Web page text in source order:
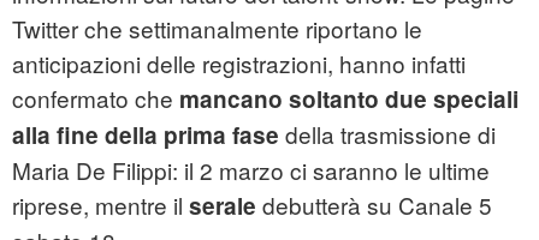
Twitter che settimanalmente riportano le
anticipazioni delle registrazioni, hanno infatti
confermato che mancano soltanto due speciali
alla fine della prima fase della trasmissione di
Maria De Filippi: il 2 marzo ci saranno le ultime
riprese, mentre il serale debutterà su Canale 5